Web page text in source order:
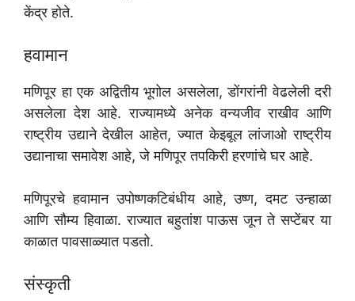
केंद्र होते.
हवामान
मणिपूर हा एक अद्वितीय भूगोल असलेला, डोंगरांनी वेढलेली दरी
असलेला देश आहे. राज्यामध्ये अनेक वन्यजीव राखीव आणि
राष्ट्रीय उद्याने देखील आहेत, ज्यात केइबूल लांजाओ राष्ट्रीय
उद्यानाचा समावेश आहे, जे मणिपूर तपकिरी हरणांचे घर आहे.
मणिपूरचे हवामान उपोष्णकटिबंधीय आहे, उष्ण, दमट उन्हाळा
आणि सौम्य हिवाळा. राज्यात बहुतांश पाऊस जून ते सप्टेंबर या
काळात पावसाळ्यात पडतो.
संस्कृती